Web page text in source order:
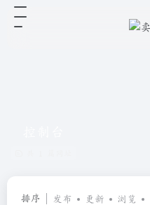
排序 发布 更新 浏览